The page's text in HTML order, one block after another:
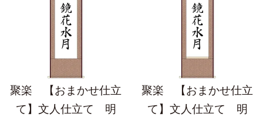
聚楽 【おまかせ仕立
て】文人仕立て 明
聚楽 【おまかせ仕立
て】文人仕立て 明